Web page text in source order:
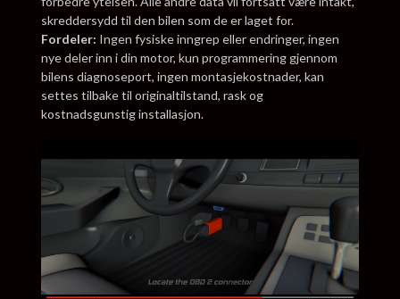
skreddersydd til den bilen som de er laget for.
Fordeler: Ingen fysiske inngrep eller endringer, ingen
nye deler inn i din motor, kun programmering gjennom
bilens diagnoseport, ingen montasjekostnader, kan
settes tilbake til originaltilstand, rask og
kostnadsgunstig installasjon.